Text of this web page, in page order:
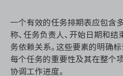
ASPICE 研发管理
ONES 资讯
一个有效的任务排期表应包含
称、任务负责人、开始日期和
务依赖关系。这些要素的明确
每个任务的重要性及其在整个
协调工作进度。